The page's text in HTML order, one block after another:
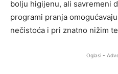
bolju higijenu, ali savremeni
programi pranja
nečistoća i pri znatno nižim
Oglasi -